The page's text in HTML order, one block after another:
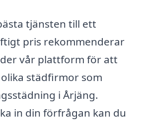
tjänsten till ett
pris rekommenderar
vår plattform för att
städfirmor som
i Årjäng.
in din förfrågan kan du